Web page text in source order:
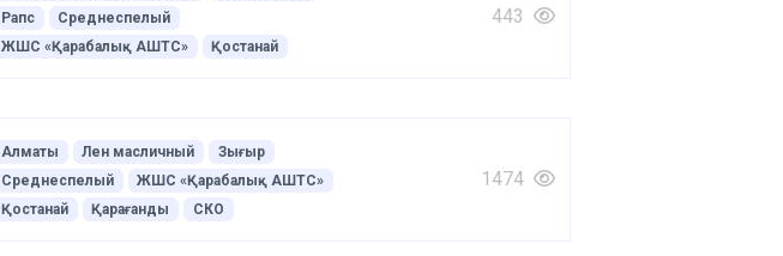
Рапс
Среднеспелый
ЖШС «Қарабалық АШТС»
Қостанай
443
Алматы Лен масличный
Зығыр
Среднеспелый
ЖШС «Қарабалық АШТС»
Қостанай
Қарағанды СКО
1474